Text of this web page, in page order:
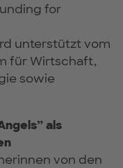
for
unterstützt vom
für Wirtschaft,
sowie
als
von den